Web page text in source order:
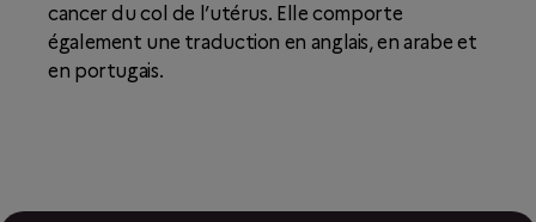
cancer du col de l’utérus. Elle comporte
également une traduction en anglais, en arabe et
en portugais.